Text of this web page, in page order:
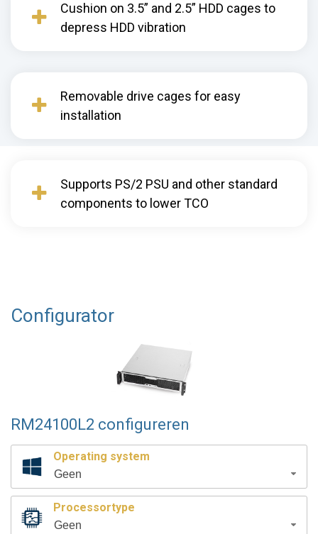
Cushion on 3.5” and 2.5” HDD cages to
depress HDD vibration
Removable drive cages for easy
installation
Supports PS/2 PSU and other standard
components to lower TCO
Configurator
RM24100L2 configureren
Operating system
Geen
Processortype
Geen